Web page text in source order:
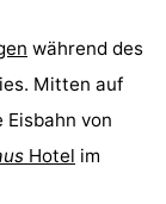
während des
Mitten auf
von
Hotel im